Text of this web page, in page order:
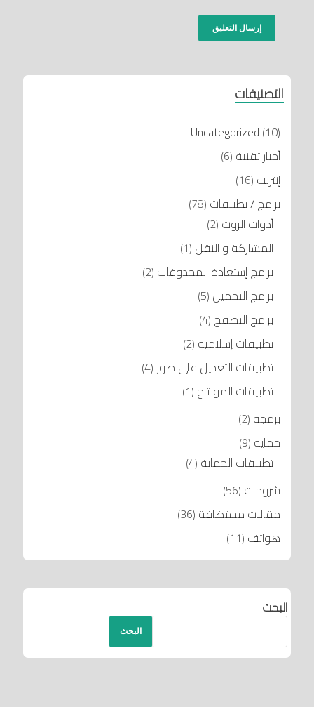
التصنيفات
Uncategorized (10)
أخبار تقنية (6)
إنترنت (16)
برامج / تطبيقات (78)
أدوات الروت (2)
المشاركة و النقل (1)
برامج إستعادة المحذوفات (2)
برامج التحميل (5)
برامج التصفح (4)
تطبيقات إسلامية (2)
تطبيقات التعديل على صور (4)
تطبيقات المونتاج (1)
برمجة (2)
حماية (9)
تطبيقات الحماية (4)
شروحات (56)
مقالات مستضافة (36)
هواتف (11)
البحث
البحث